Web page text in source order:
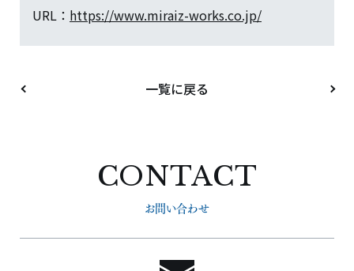
URL： https://www.miraiz-works.co.jp/
一覧に戻る
CONTACT
お問い合わせ